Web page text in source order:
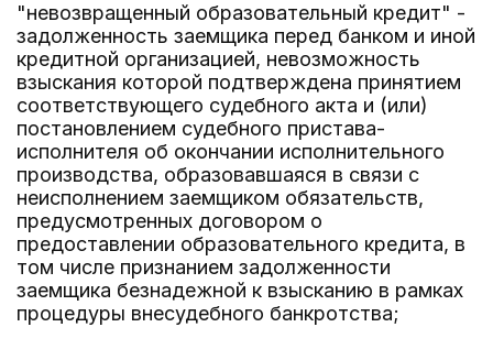
"невозвращенный образовательный кредит" -
задолженность заемщика перед банком и иной
кредитной организацией, невозможность
взыскания которой подтверждена принятием
соответствующего судебного акта и (или)
постановлением судебного пристава-
исполнителя об окончании исполнительного
производства, образовавшаяся в связи с
неисполнением заемщиком обязательств,
предусмотренных договором о
предоставлении образовательного кредита, в
том числе признанием задолженности
заемщика безнадежной к взысканию в рамках
процедуры внесудебного банкротства;